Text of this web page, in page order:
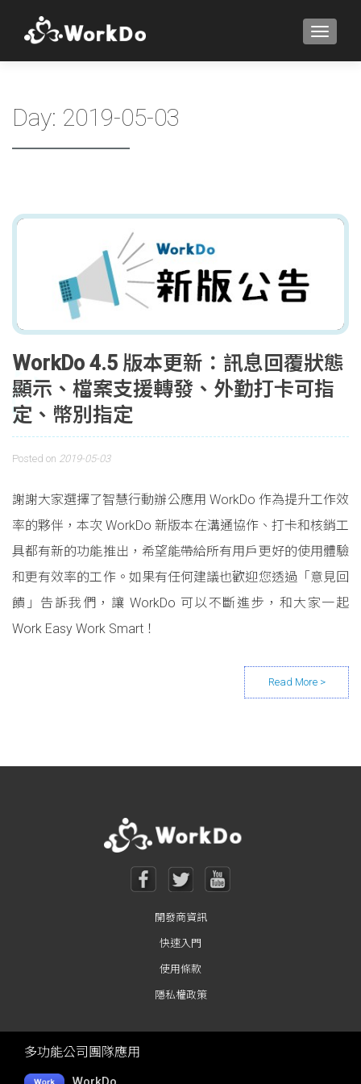
Day: 2019-05-03
WorkDo 4.5 版本更新：訊息回覆狀態
顯示、檔案支援轉發、外勤打卡可指
定、幣別指定
Posted on 2019-05-03
謝謝大家選擇了智慧行動辦公應用 WorkDo 作為提升工作效
率的夥伴，本次 WorkDo 新版本在溝通協作、打卡和核銷工
具都有新的功能推出，希望能帶給所有用戶更好的使用體驗
和更有效率的工作。如果有任何建議也歡迎您透過「意見回
饋」告訴我們，讓 WorkDo 可以不斷進步，和大家一起
Work Easy Work Smart！
Posts navigation
開發商資訊
快速入門
使用條款
隱私權政策
多功能公司團隊應用